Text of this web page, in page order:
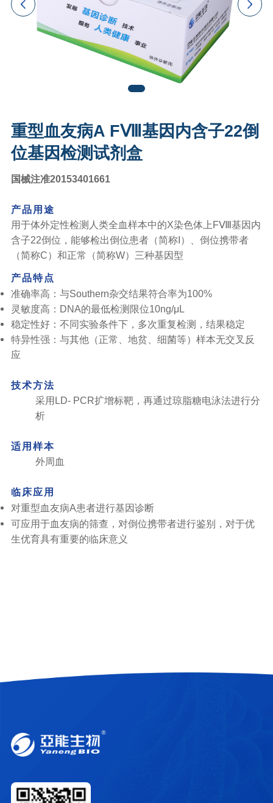
重型血友病A FⅧ基因内含子22倒
位基因检测试剂盒
国械注准20153401661
产品用途
用于体外定性检测人类全血样本中的X染色体上FⅧ基因内
含子22倒位，能够检出倒位患者（简称I）、倒位携带者
（简称C）和正常（简称W）三种基因型
产品特点
准确率高：与Southern杂交结果符合率为100%
灵敏度高：DNA的最低检测限位10ng/μL
稳定性好：不同实验条件下，多次重复检测，结果稳定
特异性强：与其他（正常、地贫、细菌等）样本无交叉反
应
技术方法
采用LD- PCR扩增标靶，再通过琼脂糖电泳法进行分
析
适用样本
外周血
临床应用
对重型血友病A患者进行基因诊断
可应用于血友病的筛查，对倒位携带者进行鉴别，对于优
生优育具有重要的临床意义